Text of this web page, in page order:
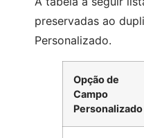
preservadas ao
Personalizado.
Opção de
Campo
Personalizado